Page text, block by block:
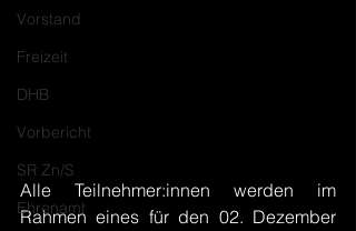
Vorstand
Freizeit
DHB
Vorbericht
SR Zn/S
Ehrenamt
Alle Teilnehmer:innen werden im
Rahmen eines für den 02. Dezember